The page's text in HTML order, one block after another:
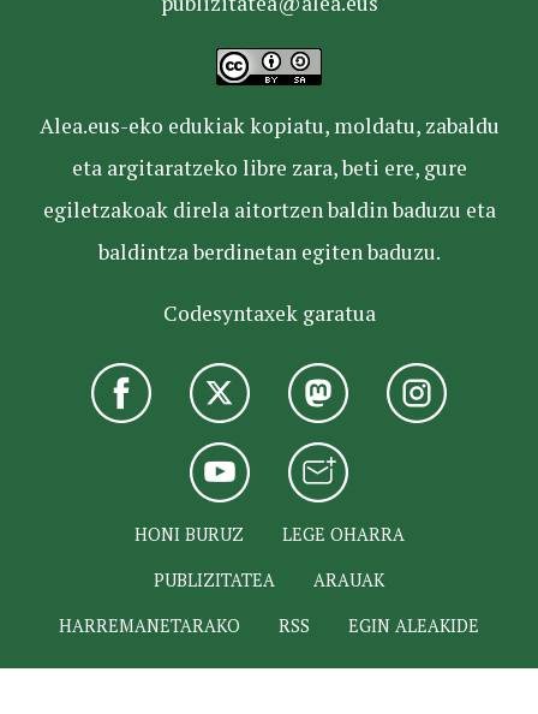
Alea.eus-eko edukiak kopiatu, moldatu, zabaldu
eta argitaratzeko libre zara, beti ere, gure
egiletzakoak direla aitortzen baldin baduzu eta
baldintza berdinetan egiten baduzu.
Codesyntaxek garatua
HONI BURUZ
LEGE OHARRA
PUBLIZITATEA
ARAUAK
HARREMANETARAKO
RSS EGIN ALEAKIDE